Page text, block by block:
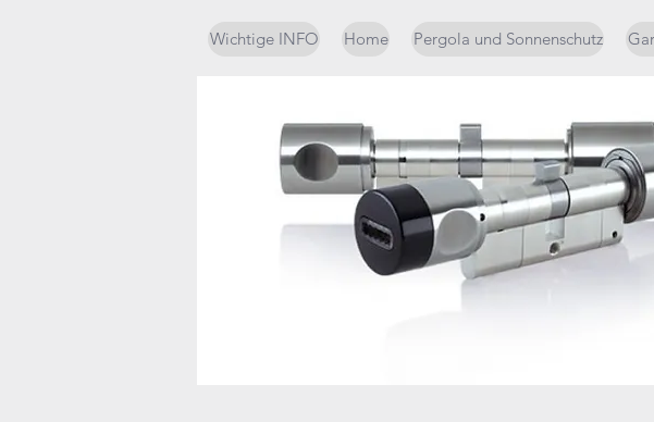
Wichtige INFO Home Pergola und Sonnenschutz